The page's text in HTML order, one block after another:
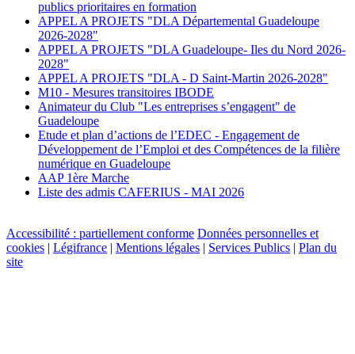
publics prioritaires en formation
APPEL A PROJETS "DLA Départemental Guadeloupe
2026-2028"
APPEL A PROJETS "DLA Guadeloupe- Iles du Nord 2026-
2028"
APPEL A PROJETS "DLA - D Saint-Martin 2026-2028"
M10 - Mesures transitoires IBODE
Animateur du Club "Les entreprises s’engagent" de
Guadeloupe
Etude et plan d’actions de l’EDEC - Engagement de
Développement de l’Emploi et des Compétences de la filière
numérique en Guadeloupe
AAP 1ère Marche
Liste des admis CAFERIUS - MAI 2026
Accessibilité : partiellement conforme Données personnelles et
cookies | Légifrance | Mentions légales | Services Publics | Plan du
site